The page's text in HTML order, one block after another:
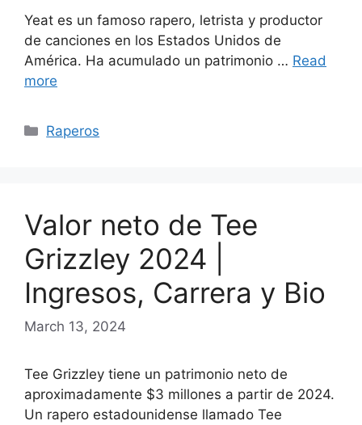
Yeat es un famoso rapero, letrista y productor
de canciones en los Estados Unidos de
América. Ha acumulado un patrimonio … Read
more
Categories
Raperos
Valor neto de Tee
Grizzley 2024 |
Ingresos, Carrera y Bio
March 13, 2024
Tee Grizzley tiene un patrimonio neto de
aproximadamente $3 millones a partir de 2024.
Un rapero estadounidense llamado Tee